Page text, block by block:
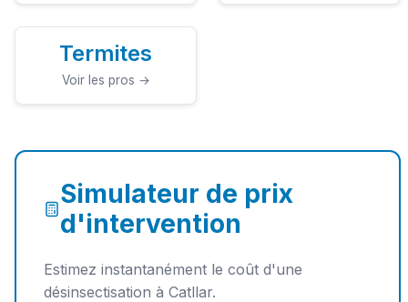
Termites
Voir les pros →
Simulateur de prix
d'intervention
Estimez instantanément le coût d'une
désinsectisation à Catllar.